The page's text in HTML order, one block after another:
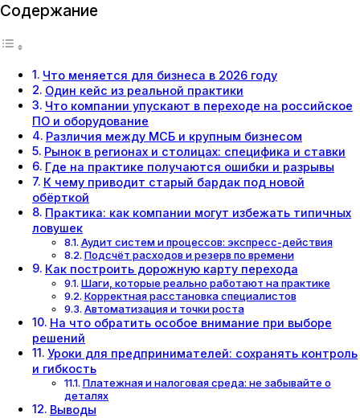
Содержание
Что меняется для бизнеса в 2026 году
Один кейс из реальной практики
Что компании упускают в переходе на российское
ПО и оборудование
Различия между МСБ и крупным бизнесом
Рынок в регионах и столицах: специфика и ставки
Где на практике получаются ошибки и разрывы
К чему приводит старый бардак под новой
обёрткой
Практика: как компании могут избежать типичных
ловушек
Аудит систем и процессов: экспресс-действия
Подсчёт расходов и резерв по времени
Как построить дорожную карту перехода
Шаги, которые реально работают на практике
Корректная расстановка специалистов
Автоматизация и точки роста
На что обратить особое внимание при выборе
решений
Уроки для предпринимателей: сохранять контроль
и гибкость
Платежная и налоговая среда: не забывайте о
деталях
Выводы